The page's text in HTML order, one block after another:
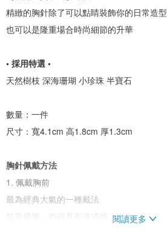
精緻的胸針除了可以點睛裝飾你的日常造型
也可以是隆重場合時尚細節的升華
• 採用特選 •
天然樹枝 深海珊瑚 小珍珠 半寶石
數量：一件
尺寸：寬4.1cm 高1.8cm 厚1.3cm
胸針佩戴方法
1. 佩戴胸前
最為經典大氣的一種戴法
閱讀更多